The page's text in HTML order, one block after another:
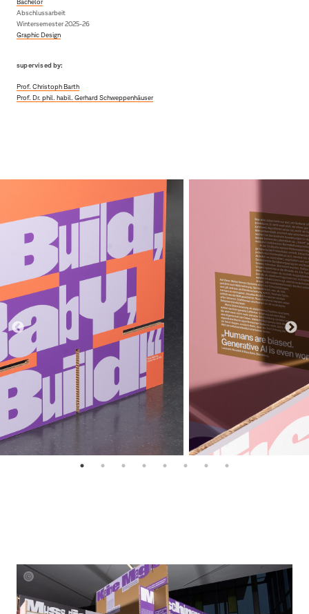
Abschlussarbeit
Wintersemester 2025-26
Graphic Design
supervised by:
Prof. Christoph Barth
Prof. Dr. phil. habil. Gerhard Schweppenhäuser